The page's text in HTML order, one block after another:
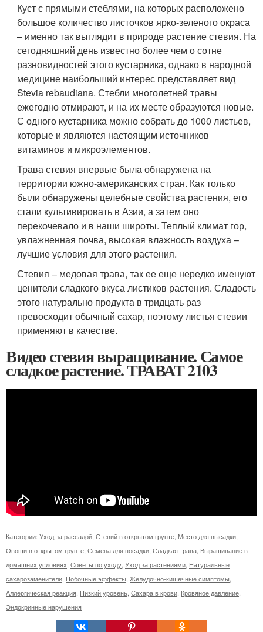
Куст с прямыми стеблями, на которых расположено
большое количество листочков ярко-зеленого окраса
– именно так выглядит в природе растение стевия. На
сегодняшний день известно более чем о сотне
разновидностей этого кустарника, однако в народной
медицине наибольший интерес представляет вид
Stevia rebaudiana. Стебли многолетней травы
ежегодно отмирают, и на их месте образуются новые.
С одного кустарника можно собрать до 1000 листьев,
которые и являются настоящим источников
витаминов и микроэлементов.
Трава стевия впервые была обнаружена на
территории южно-американских стран. Как только
были обнаружены целебные свойства растения, его
стали культивировать в Азии, а затем оно
перекочевало и в наши широты. Теплый климат гор,
увлажненная почва, высокая влажность воздуха –
лучшие условия для этого растения.
Стевия – медовая трава, так ее еще нередко именуют
ценители сладкого вкуса листиков растения. Сладость
этого натурально продукта в тридцать раз
превосходит обычный сахар, поэтому листья стевии
применяют в качестве.
Видео стевия выращивание. Самое
сладкое растение. ТРАВАТ 2103
Категории: Уход за рассадой Стевий в открытом грунте Место для высадки
Овощи в открытом грунте Семена для посадки Сладкая трава Выращивание в
домашних условиях Советы по уходу Уход за растениями Натуральные
сахарозаменители Побочные эффекты Желудочно-кишечные симптомы
Аллергическая реакция Низкий уровень Сахара в крови Кровяное давление
Эндокринные нарушения